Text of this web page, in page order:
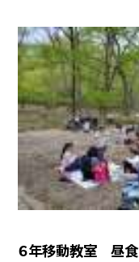
６年移動教室 昼食